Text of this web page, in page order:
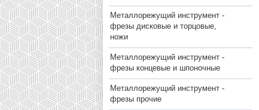
Металлорежущий инструмент -
фрезы дисковые и торцовые,
ножи
Металлорежущий инструмент -
фрезы концевые и шпоночные
Металлорежущий инструмент -
фрезы прочие